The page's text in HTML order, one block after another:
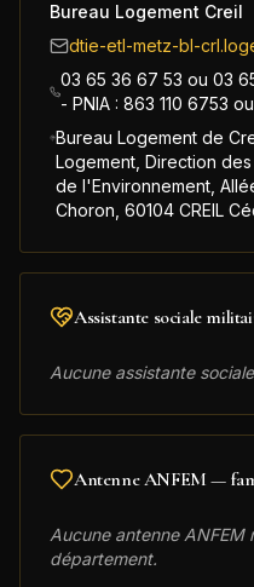
Bureau Logement Creil
dtie-etl-metz-bl-
03 65 36 67 53 ou 03
- PNIA : 863 110 6753
Bureau Logement de
Logement, Direction
de l'Environnement,
Choron, 60104 CREIL
Assistante sociale
Aucune assistante
Antenne ANFEM —
Aucune antenne ANFEM
département.